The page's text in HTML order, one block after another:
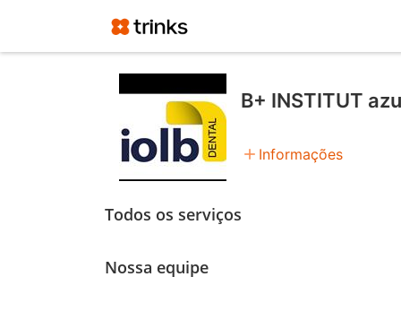
B+ INSTITUT
add Informações
Todos os serviços
Nossa equipe